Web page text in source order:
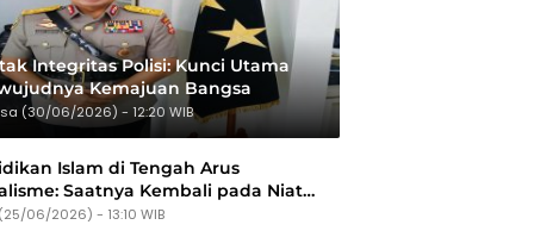
Integritas Polisi: Kunci Utama
Kemajuan Bangsa
(30/06/2026) - 12:20 WIB
Islam di Tengah Arus
Saatnya Kembali pada Niat
06/2026) - 13:10 WIB